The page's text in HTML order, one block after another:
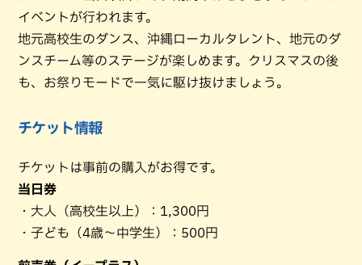
イベントが行われます。
地元高校生のダンス、沖縄ローカルタレント、地元のダ
ンスチーム等のステージが楽しめます。クリスマスの後
も、お祭りモードで一気に駆け抜けましょう。
チケット情報
チケットは事前の購入がお得です。
当日券
・大人（高校生以上）：1,300円
・子ども（4歳〜中学生）：500円